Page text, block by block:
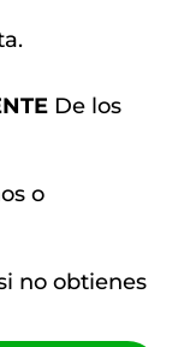
De los
o
no obtienes